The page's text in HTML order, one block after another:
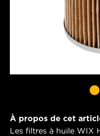
À propos de cet
Les filtres à huile WIX